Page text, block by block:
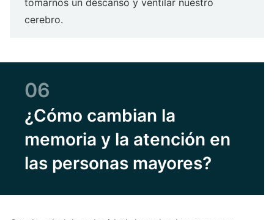
tomarnos un descanso y ventilar nuestro
cerebro.
06
¿Cómo cambian la
memoria y la atención en
las personas mayores?